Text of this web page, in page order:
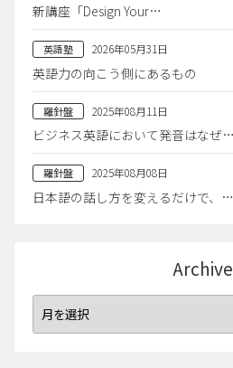
新講座「Design Your…
英語塾 2026年05月31日
英語力の向こう側にあるもの
羅針盤 2025年08月11日
ビジネス英語において発音はなぜ…
羅針盤 2025年08月08日
日本語の話し方を変えるだけで、…
Archive